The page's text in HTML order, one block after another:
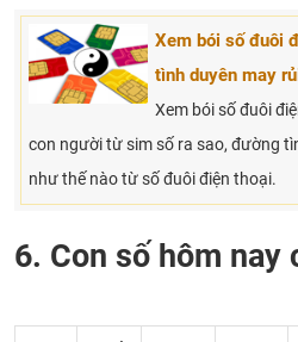
Xem bói số đuôi
tình duyên may
Xem bói số đuôi
con người từ sim số ra sao, đường
như thế nào từ số đuôi điện thoại.
6. Con số hôm nay